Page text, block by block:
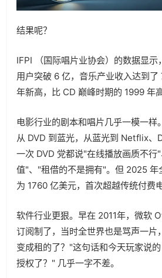
结果呢？
IFPI （国际唱片业协会）的数据显示
用户突破 6 亿，音乐产业收入达到
年新高，比 CD 巅峰时期的 1999 年
电影行业的剧本和唱片几乎一模一样
从 DVD 到蓝光，从蓝光到 Netflix
一次 DVD 党都说"在线播放画质不行
值"、"租借的不是拥有"。但 2025 年
为 1760 亿美元，首次超越传统付费
软件行业更狠。早在 2011年，微软
订阅制了，当时全世界也是骂声一片
变成租的了？"这句话和今天玩家说
授权了？" 几乎一字不差。